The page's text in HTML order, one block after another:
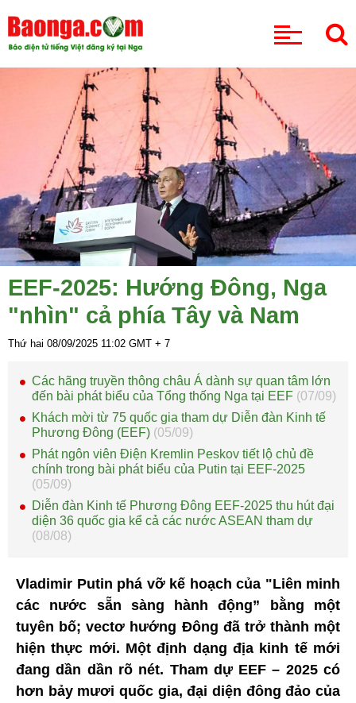
EEF-2025: Hướng Đông, Nga
"nhìn" cả phía Tây và Nam
Thứ hai 08/09/2025 11:02 GMT + 7
Các hãng truyền thông châu Á dành sự quan tâm lớn
đến bài phát biểu của Tổng thống Nga tại EEF (07/09)
Khách mời từ 75 quốc gia tham dự Diễn đàn Kinh tế
Phương Đông (EEF) (05/09)
Phát ngôn viên Điện Kremlin Peskov tiết lộ chủ đề
chính trong bài phát biểu của Putin tại EEF-2025
(05/09)
Diễn đàn Kinh tế Phương Đông EEF-2025 thu hút đại
diện 36 quốc gia kể cả các nước ASEAN tham dự
(08/08)
Vladimir Putin phá vỡ kế hoạch của "Liên minh
các nước sẵn sàng hành động” bằng một
tuyên bố; vectơ hướng Đông đã trở thành một
hiện thực mới. Một định dạng địa kinh tế mới
đang dần dần rõ nét. Tham dự EEF – 2025 có
hơn bảy mươi quốc gia, đại diện đông đảo của